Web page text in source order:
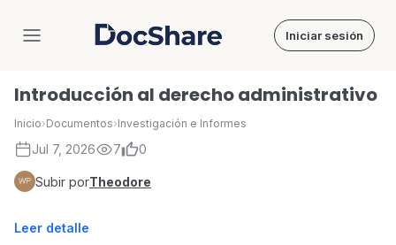
DocShare Iniciar sesión
Introducción al derecho administrativo
Inicio›Documentos›Investigación e Informes
Jul 7, 2026 7 0
Subir porTheodore
Leer detalle